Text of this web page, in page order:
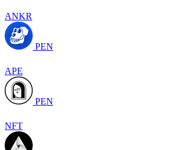
ANKR
PEN
APE
PEN
NFT